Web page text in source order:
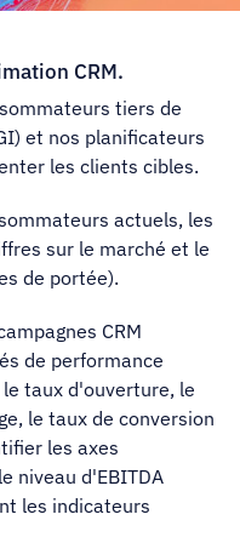
CRM.
tiers de
et nos planificateurs
les clients cibles.
actuels, les
sur le marché et le
de portée).
CRM
de performance
taux d'ouverture, le
le taux de conversion
les axes
niveau d'EBITDA
les indicateurs